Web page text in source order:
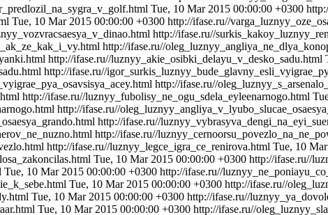
Tue, 10 Mar 2015 00:00:00 +0300
Tue, 10 Mar 2015 00:00:00 +0300 http://ifase.ru//
http://ifase.ru//
http://ifase.ru//
http://ifase.ru//luznyy_akie_osibki_delayu_v_desko_sadu.html
http://ifase.ru//
http://ifase.ru//
http://ifase.ru//luznyy_fubolisy_ne_ogu_sdela_eyleenarnogo.html
http://ifase.ru//
http://ifase.ru//
http://ifase.ru//
http://ifase.ru//luznyy_legce_igra_ce_renirova.html Tue, 10
Tue, 10 Mar 2015 00:00:00 +0300 http://ifase.ru//
Tue, 10 Mar 2015 00:00:00 +0300 http://ifase.ru//
Tue, 10 Mar 2015 00:00:00 +0300 http://ifase.ru//
Tue, 10 Mar 2015 00:00:00 +0300 http://ifase.ru//
Tue, 10 Mar 2015 00:00:00 +0300 http://ifase.ru//